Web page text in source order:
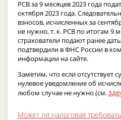
РСВ за 9 месяцев 2023 года
октября 2023 года.
взносов, исчисленных за
не нужно, т. к. РСВ по итогам 9
страхователи подают ранее
подтвердили в ФНС России в
информации на сайте.
Заметим, что если отсутствует
нулевое уведомление об
любом случае не нужно (см.
Может ли налоговая